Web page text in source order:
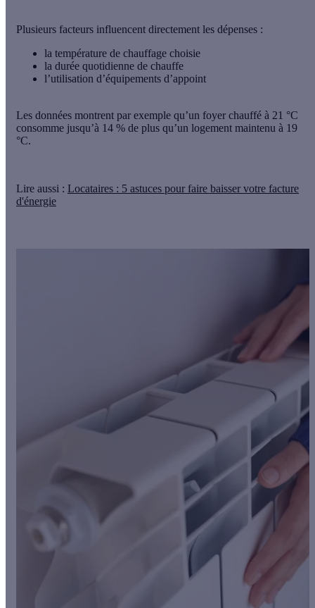
Plusieurs facteurs influencent directement les dépenses :
la température de chauffage choisie
la durée quotidienne de chauffe
l’utilisation d’équipements d’appoint
Les données montrent par exemple qu’un foyer chauffé à 21 °C
consomme jusqu’à 14 % de plus qu’un logement maintenu à 19
°C.
Lire aussi : Locataires : 5 astuces pour faire baisser votre facture
d'énergie